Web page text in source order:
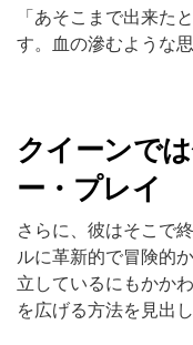
「あそこまで出来た
す。血の滲むような
クイーンで
ー・プレイ
さらに、彼はそこで
ルに革新的で冒険的
立しているにもかか
を広げる方法を見出